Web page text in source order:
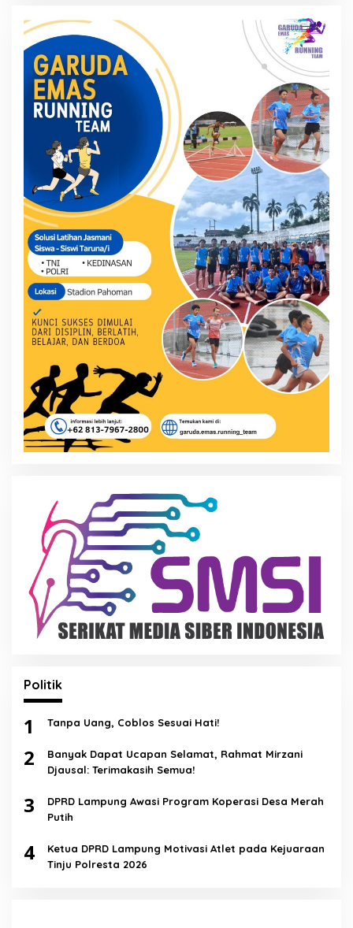
Politik
1 Tanpa Uang, Coblos Sesuai Hati!
2
Banyak Dapat Ucapan Selamat, Rahmat Mirzani
Djausal: Terimakasih Semua!
3
DPRD Lampung Awasi Program Koperasi Desa Merah
Putih
4
Ketua DPRD Lampung Motivasi Atlet pada Kejuaraan
Tinju Polresta 2026